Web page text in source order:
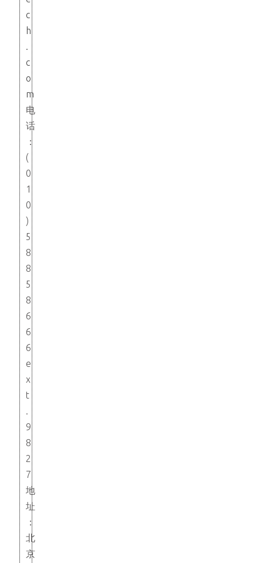
c
h
.
c
o
m
电
话
：
(
0
1
0
)
5
8
8
5
8
6
6
6
e
x
t
.
9
8
2
7
地
址
：
北
京